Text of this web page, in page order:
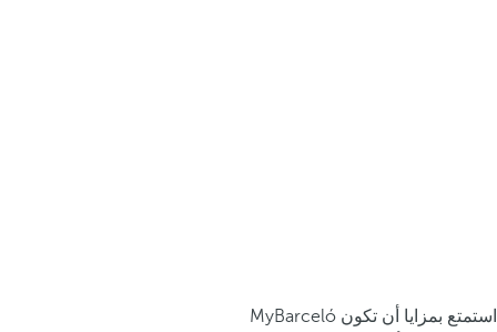
استمتع بمزايا أن تكون MyBarceló